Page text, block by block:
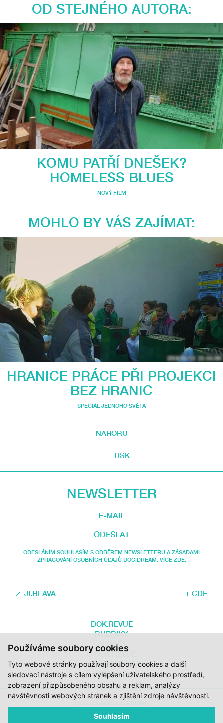
Používáme soubory cookies
Tyto webové stránky používají soubory cookies a další
sledovací nástroje s cílem vylepšení uživatelského prostředí,
zobrazení přizpůsobeného obsahu a reklam, analýzy
návštěvnosti webových stránek a zjištění zdroje návštěvnosti.
Souhlasím
OD STEJNÉHO AUTORA:
KOMU PATŘÍ DNEŠEK?
HOMELESS BLUES
NOVÝ FILM
MOHLO BY VÁS ZAJÍMAT:
HRANICE PRÁCE PŘI PROJEKCI
BEZ HRANIC
SPECIÁL JEDNOHO SVĚTA
NAHORU
TISK
NEWSLETTER
ODESLAT
ODESLÁNÍM SOUHLASÍM S ODBĚREM NEWSLETTERU A ZÁSADAMI
ZPRACOVÁNÍ OSOBNÍCH ÚDAJŮ DOC.DREAM. VÍCE ZDE.
JI.HLAVA CDF
DOK.REVUE
RUBRIKY
AUTOŘI
O DOK.REVUE
PODPOŘTE NÁS
KONTAKTY
ZA PODPORY STÁTNÍHO FONDU KINEMATOGRAFIE, KRAJE VYSOČINA A